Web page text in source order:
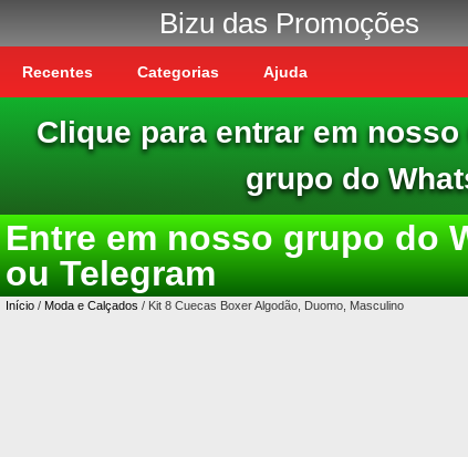
Bizu das Promoções
Recentes Categorias Ajuda
Clique para entrar em nosso
grupo do
Entre em nosso grupo do
ou Telegram
Início / Moda e Calçados / Kit 8 Cuecas Boxer Algodão, Duomo, Masculino